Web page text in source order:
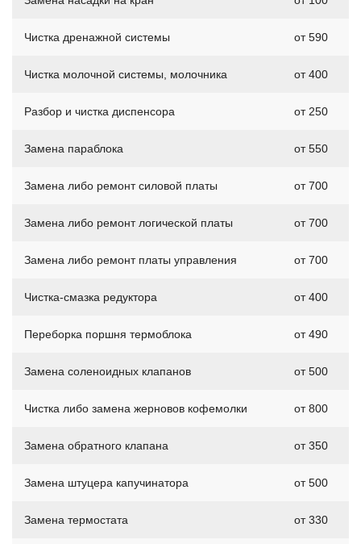
Чистка дренажной системы от 590
Чистка молочной системы, молочника от 400
Разбор и чистка диспенсора от 250
Замена параблока от 550
Замена либо ремонт силовой платы от 700
Замена либо ремонт логической платы от 700
Замена либо ремонт платы управления от 700
Чистка-смазка редуктора от 400
Переборка поршня термоблока от 490
Замена соленоидных клапанов от 500
Чистка либо замена жерновов кофемолки от 800
Замена обратного клапана от 350
Замена штуцера капучинатора от 500
Замена термостата от 330